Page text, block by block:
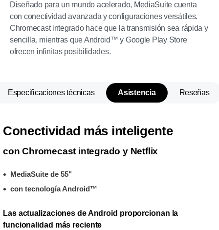
Diseñado para un mundo acelerado, MediaSuite cuenta
con conectividad avanzada y configuraciones versátiles.
Chromecast integrado hace que la transmisión sea rápida y
sencilla, mientras que Android™ y Google Play Store
ofrecen infinitas posibilidades.
Especificaciones técnicas Asistencia Reseñas
Conectividad más inteligente
con Chromecast integrado y Netflix
MediaSuite de 55"
con tecnología Android™
Las actualizaciones de Android proporcionan la
funcionalidad más reciente